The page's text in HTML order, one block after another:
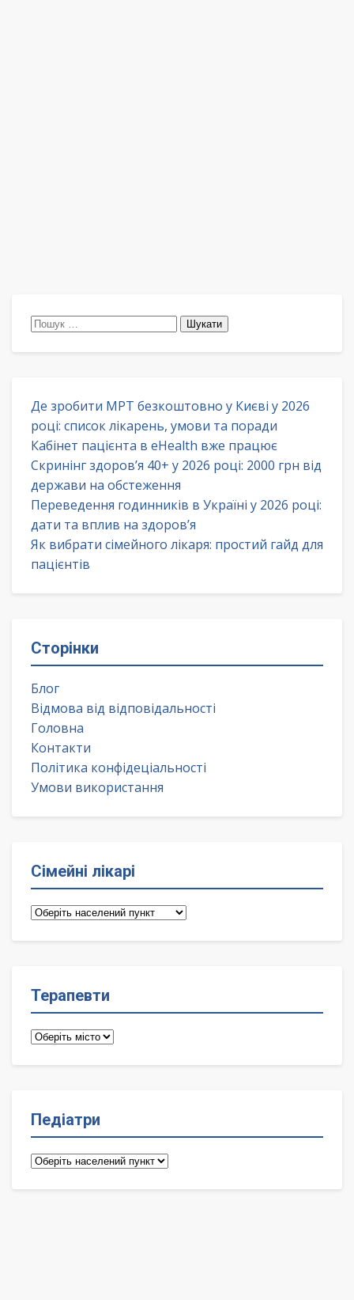
Пошук:
Де зробити МРТ безкоштовно у Києві у 2026
році: список лікарень, умови та поради
Кабінет пацієнта в eHealth вже працює
Скринінг здоров’я 40+ у 2026 році: 2000 грн від
держави на обстеження
Переведення годинників в Україні у 2026 році:
дати та вплив на здоров’я
Як вибрати сімейного лікаря: простий гайд для
пацієнтів
Сторінки
Блог
Відмова від відповідальності
Головна
Контакти
Політика конфідеціальності
Умови використання
Сімейні лікарі
Сімейні
Терапевти
Терапевти
Педіатри
Педіатри